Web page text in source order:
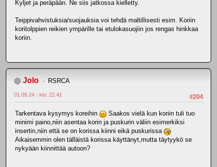
Kyljet ja peräpään. Ne siis jatkossa kielletty.
Teippivahvistuksia/suojauksia voi tehdä maltillisesti esim. Koriin
koritolppien reikien ympärille tai etulokasuojiin jos rengas hinkkaa
koriin.
Jolo RSRCA
#204
01.09.24 - klo: 22.41
Tarkentava kysymys koreihin
Saakos vielä kun koriin tuli tuo
minimi paino,niin asentaa korin ja puskurin väliin esimerkiksi
insertin,niin että se on korissa kiinni eikä puskurissa
Aikaisemmin olen tälläistä korissa käyttänyt,mutta täytyykö se
nykyään kiinnittää autoon?